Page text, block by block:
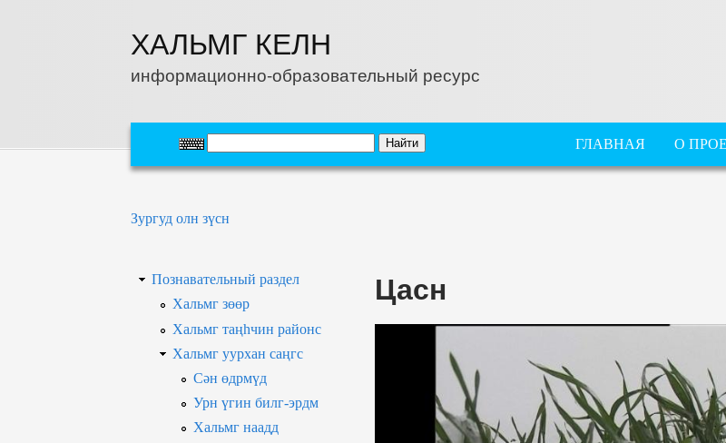
ХАЛЬМГ КЕЛН
информационно-образовательный ресурс
ГЛАВНОЕ МЕНЮ
ГЛАВНАЯ О
Вы здесь
Зургуд олн зүсн
Цасн
Познавательный раздел
Хальмг зөөр
Хальмг таңһчин районс
Хальмг уурхан саңгс
Сән өдрмүд
Урн үгин билг-эрдм
Хальмг наадд